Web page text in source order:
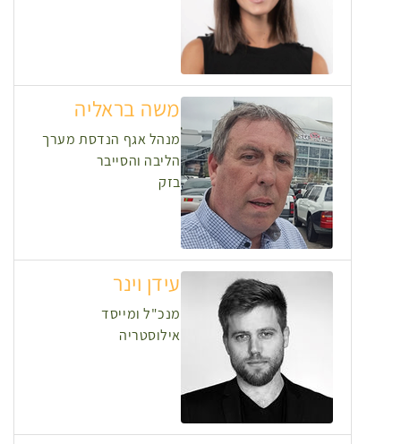
משה בראליה
מנהל אגף הנדסת מערך
הליבה והסייבר
בזק
עידן וינר
מנכ"ל ומייסד
אילוסטריה